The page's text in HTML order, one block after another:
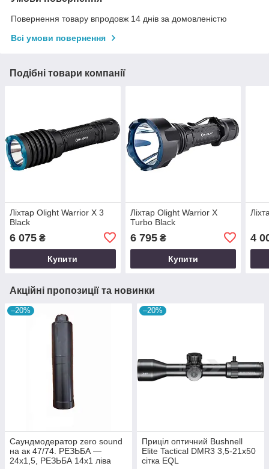
Повернення товару впродовж 14 днів за домовленістю
Всі умови повернення
Подібні товари компанії
Ліхтар Olight Warrior X 3
Black
6 075 ₴
Купити
Ліхтар Olight Warrior X
Turbo Black
6 795₴
Купити
4
Акційні пропозиції та новинки
–20%
Саундмодератор zero sound
на ак 47/74. РЕЗЬБА —
24х1,5, РЕЗЬБА 14х1 ліва
–20%
Приціл оптичний Bushnell
Elite Tactical DMR3 3,5-21x50
сітка EQL